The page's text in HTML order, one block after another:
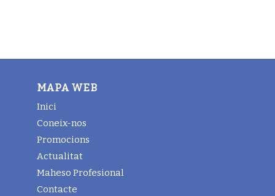
MAPA WEB
Inici
Coneix-nos
Promocions
Actualitat
Maheso Profesional
Contacte